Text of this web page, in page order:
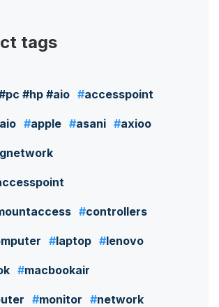
tags
#hp #aio accesspoint
aio apple asani axioo
controllers
laptop lenovo
macbookair
monitor network